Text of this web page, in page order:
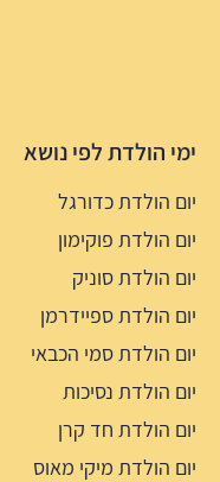
ימי הולדת לפי נושא
יום הולדת כדורגל
יום הולדת פוקימון
יום הולדת סוניק
יום הולדת ספיידרמן
יום הולדת סמי הכבאי
יום הולדת נסיכות
יום הולדת חד קרן
יום הולדת מיקי מאוס